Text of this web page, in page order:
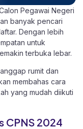
Pegawai Negeri
banyak pencari
Dengan lebih
untuk
terbuka lebar.
rumit dan
membahas cara
yang mudah diikuti
CPNS 2024